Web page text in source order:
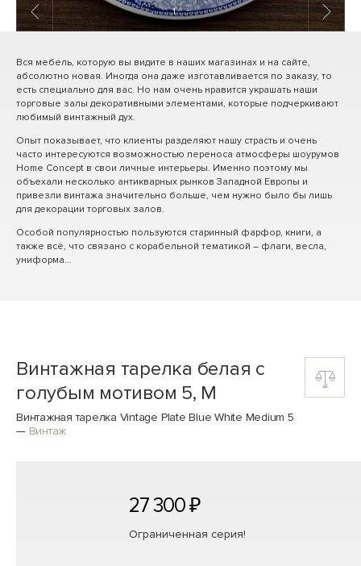
1/ 3
Вся мебель, которую вы видите в наших магазинах и на сайте,
абсолютно новая. Иногда она даже изготавливается по заказу, то
есть специально для вас. Но нам очень нравится украшать наши
торговые залы декоративными элементами, которые подчеркивают
любимый винтажный дух.
Опыт показывает, что клиенты разделяют нашу страсть и очень
часто интересуются возможностью переноса атмосферы шоурумов
Home Concept в свои личные интерьеры. Именно поэтому мы
объехали несколько антикварных рынков Западной Европы и
привезли винтажа значительно больше, чем нужно было бы лишь
для декорации торговых залов.
Особой популярностью пользуются старинный фарфор, книги, а
также всё, что связано с корабельной тематикой – флаги, весла,
униформа…
Винтажная тарелка белая с
голубым мотивом 5, M
Винтажная тарелка Vintage Plate Blue White Medium 5
— Винтаж
27 300 ₽
Ограниченная серия!